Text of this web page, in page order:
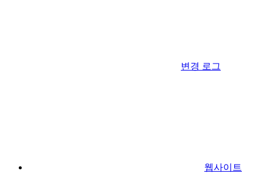
변경 로그
웹사이트